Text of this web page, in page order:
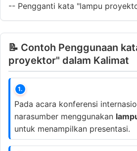
-- Pengganti kata "lampu
📝 Contoh Penggunaan
proyektor" dalam Kalimat
1.
Pada acara konferensi
narasumber menggunakan
untuk menampilkan presentasi.